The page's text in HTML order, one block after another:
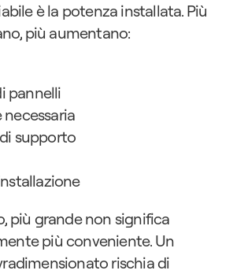
è la potenza installata. Più
più aumentano:
pannelli
supporto
più grande non significa
più conveniente. Un
rischia di